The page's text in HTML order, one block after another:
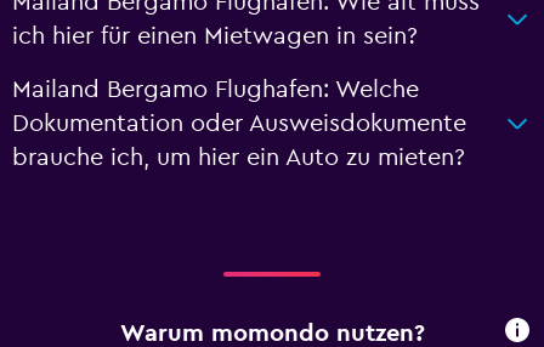
ich hier für einen Mietwagen in sein?
Mailand Bergamo Flughafen: Welche
Dokumentation oder Ausweisdokumente
brauche ich, um hier ein Auto zu mieten?
Warum momondo nutzen?